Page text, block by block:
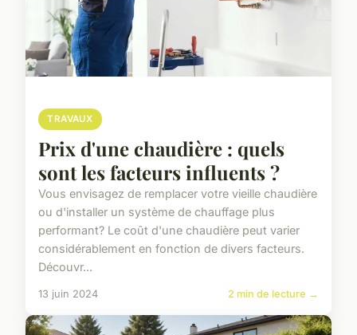
TRAVAUX
Prix d'une chaudière : quels
sont les facteurs influents ?
Vous envisagez de remplacer votre vieille chaudière
ou d'installer un système de chauffage plus
performant? Le coût d'une chaudière peut varier
considérablement en fonction de divers facteurs.
Découvr...
13 juin 2024 2 min de lecture →